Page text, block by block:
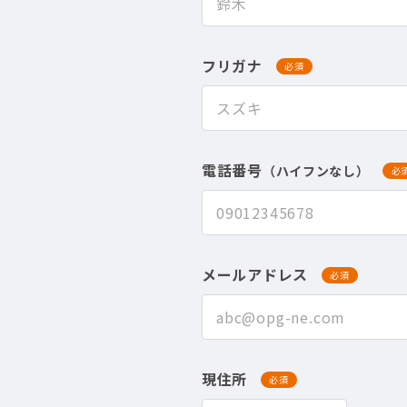
フリガナ 必須
電話番号 （ハイフンなし） 必
メールアドレス 必須
現住所 必須